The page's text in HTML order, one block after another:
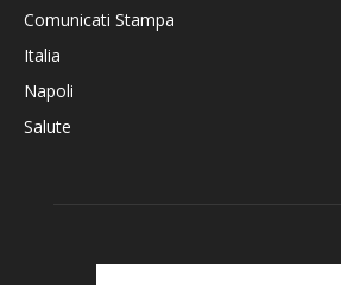
Comunicati Stampa
Italia
Napoli
Salute